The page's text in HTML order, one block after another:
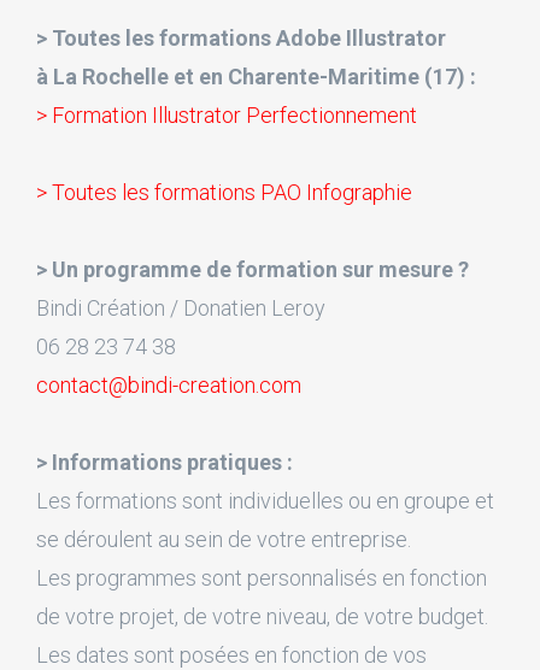
> Toutes les formations Adobe Illustrator
à La Rochelle et en Charente-Maritime (17) :
> Formation Illustrator Perfectionnement
> Toutes les formations PAO Infographie
> Un programme de formation sur mesure ?
Bindi Création / Donatien Leroy
06 28 23 74 38
contact@bindi-creation.com
> Informations pratiques :
Les formations sont individuelles ou en groupe et
se déroulent au sein de votre entreprise.
Les programmes sont personnalisés en fonction
de votre projet, de votre niveau, de votre budget.
Les dates sont posées en fonction de vos